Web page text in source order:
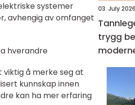
systemer
avhengig av omfanget
hverandre
viktig å merke seg at
kunnskap innen
kan ha mer erfaring
03. July 2026
trygg